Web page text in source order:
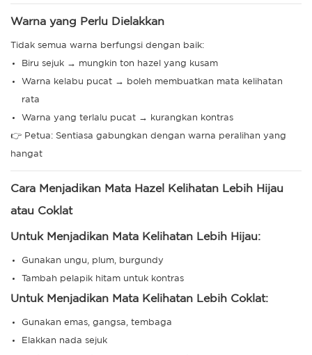
Warna yang Perlu Dielakkan
Tidak semua warna berfungsi dengan baik:
Biru sejuk → mungkin ton hazel yang kusam
Warna kelabu pucat → boleh membuatkan mata kelihatan
rata
Warna yang terlalu pucat → kurangkan kontras
👉 Petua: Sentiasa gabungkan dengan warna peralihan yang
hangat
Cara Menjadikan Mata Hazel Kelihatan Lebih Hijau
atau Coklat
Untuk Menjadikan Mata Kelihatan Lebih Hijau:
Gunakan ungu, plum, burgundy
Tambah pelapik hitam untuk kontras
Untuk Menjadikan Mata Kelihatan Lebih Coklat:
Gunakan emas, gangsa, tembaga
Elakkan nada sejuk